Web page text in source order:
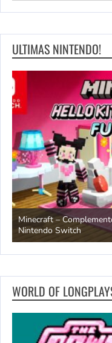
ULTIMAS NINTENDO!
Minecraft –
Nintendo Switch
WORLD OF